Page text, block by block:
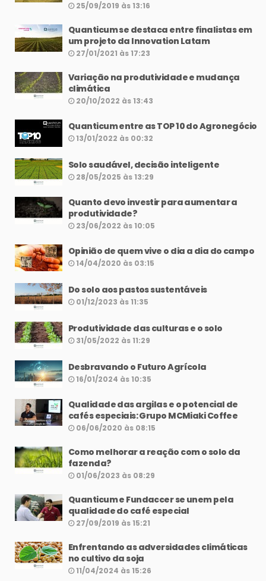
25/09/2019 às 13:16
Quanticum se destaca entre finalistas em
um projeto da Innovation Latam
27/01/2021 às 17:23
Variação na produtividade e mudança
climática
20/10/2022 às 13:43
Quanticum entre as TOP 10 do Agronegócio
13/01/2022 às 00:32
Solo saudável, decisão inteligente
28/05/2025 às 13:29
Quanto devo investir para aumentar a
produtividade?
23/06/2022 às 10:05
Opinião de quem vive o dia a dia do campo
14/04/2020 às 03:15
Do solo aos pastos sustentáveis
01/12/2023 às 11:35
Produtividade das culturas e o solo
31/05/2022 às 11:29
Desbravando o Futuro Agrícola
16/01/2024 às 10:35
Qualidade das argilas e o potencial de
cafés especiais: Grupo MCMiaki Coffee
06/06/2020 às 08:15
Como melhorar a reação com o solo da
fazenda?
01/06/2023 às 08:29
Quanticum e Fundaccer se unem pela
qualidade do café especial
27/09/2019 às 15:21
Enfrentando as adversidades climáticas
no cultivo da soja
11/04/2024 às 15:26